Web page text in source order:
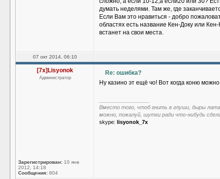
думать неделями. Там же, где
Если Вам это нравиться - добро
областях есть название Кен-Доку или
встанет на свои места.
07 окт 2014, 06:10
[7x]Lisyonok
Администратор
Зарегистрирован: 10 янв
2012, 14:18
Сообщения: 804
Re: ошибка?
Ну казино эт ещё чо! Вот когда коню
Вместо того, чтоб гнить в глуши, дыры
можно, пожалуй, шутки ради что-нибудь
skype: lisyonok_7x